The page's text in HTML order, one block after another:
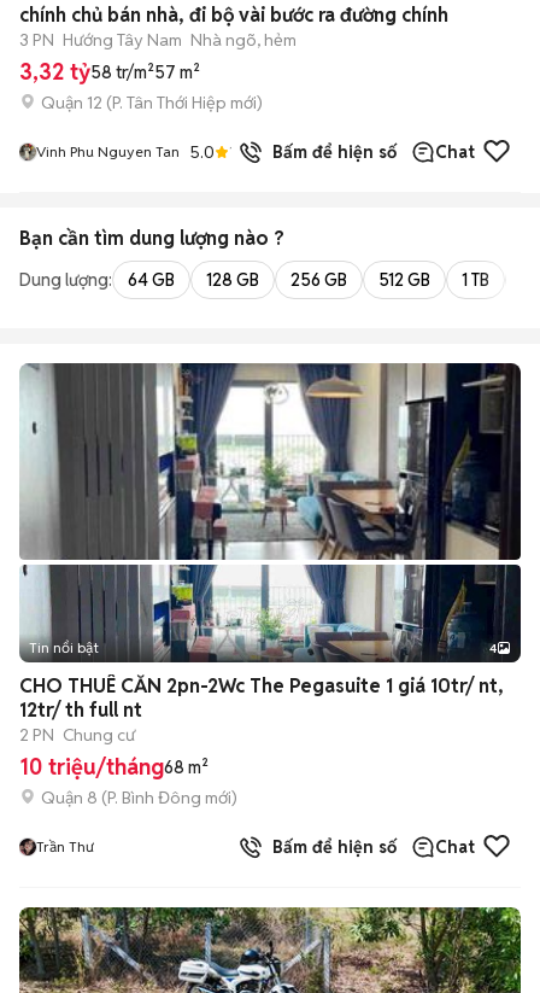
chính chủ bán nhà, đi bộ vài bước ra đường chính
3 PN Hướng Tây Nam Nhà ngõ, hẻm
3,32 tỷ58 tr/m²57 m²
Quận 12 (P. Tân Thới Hiệp mới)
Vinh Phu Nguyen Tan 5.0 1 đã bánBấm để hiện số Chat
Bạn cần tìm dung lượng nào ?
Dung lượng: 64 GB 128 GB 256 GB 512 GB 1 TB
Tin nổi bật 4
CHO THUÊ CĂN 2pn-2Wc The Pegasuite 1 giá 10tr/ nt,
12tr/ th full nt
2 PN Chung cư
10 triệu/tháng68 m²
Quận 8 (P. Bình Đông mới)
Trần Thư Bấm để hiện số Chat